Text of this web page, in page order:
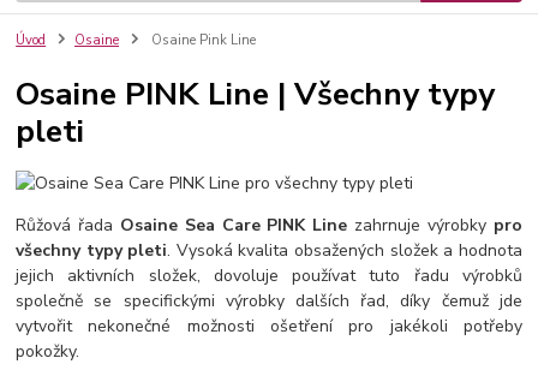
Úvod Osaine Osaine Pink Line
Osaine PINK Line | Všechny typy
pleti
Růžová řada Osaine Sea Care PINK Line zahrnuje výrobky pro
všechny typy pleti. Vysoká kvalita obsažených složek a hodnota
jejich aktivních složek, dovoluje používat tuto řadu výrobků
společně se specifickými výrobky dalších řad, díky čemuž jde
vytvořit nekonečné možnosti ošetření pro jakékoli potřeby
pokožky.